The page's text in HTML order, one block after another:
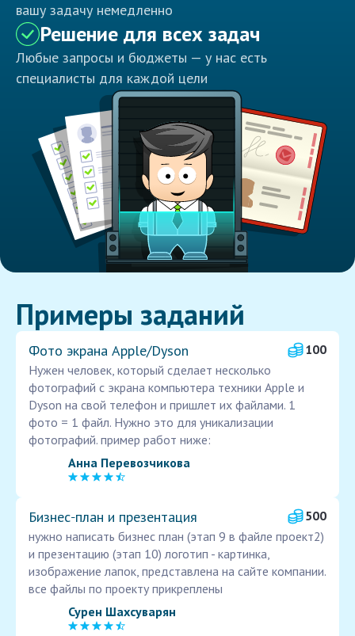
вашу задачу немедленно
Решение для всех задач
Любые запросы и бюджеты — у нас есть
специалисты для каждой цели
Примеры заданий
Фото экрана Apple/Dyson
100
Нужен человек, который сделает несколько
фотографий с экрана компьютера техники Apple и
Dyson на свой телефон и пришлет их файлами. 1
фото = 1 файл. Нужно это для уникализации
фотографий. пример работ ниже:
Анна Перевозчикова
Бизнес‑план и презентация
500
нужно написать бизнес план (этап 9 в файле проект2)
и презентацию (этап 10) логотип - картинка,
изображение лапок, представлена на сайте компании.
все файлы по проекту прикреплены
Сурен Шахсуварян